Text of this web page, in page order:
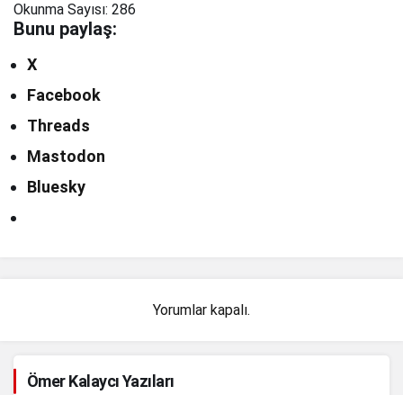
Okunma Sayısı: 286
Bunu paylaş:
X
Facebook
Threads
Mastodon
Bluesky
Yorumlar kapalı.
Ömer Kalaycı Yazıları